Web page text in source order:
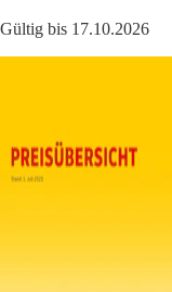
Gültig bis 17.10.2026